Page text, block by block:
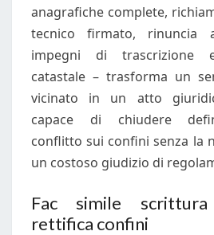
anagrafiche complete,
tecnico firmato, rinuncia
impegni di trascrizione
catastale – trasforma un
vicinato in un atto
capace di chiudere
conflitto sui confini senza la
un costoso giudizio di
Fac simile
rettifica confini